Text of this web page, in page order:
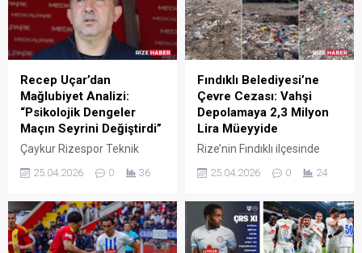
Recep Uçar’dan
Mağlubiyet Analizi:
“Psikolojik Dengeler
Maçın Seyrini Değiştirdi”
Çaykur Rizespor Teknik
kaybedilen Kayserispor
çarpıcı açıklamalarda
bulundu. Uçar, iptal edilen
gol ve çıkan kartların takımı
25.04.2026 0 36
Fındıklı Belediyesi’ne
Çevre Cezası: Vahşi
Depolamaya 2,3 Milyon
Lira Müeyyide
Rize’nin Fındıklı ilçesinde
döküldüğünü tespit eden
Değişikliği Bakanlığı, Fındıklı
Belediyesi’ne rekor ceza
uyguladı. Bakanlık ayrıca
25.04.2026 0 24